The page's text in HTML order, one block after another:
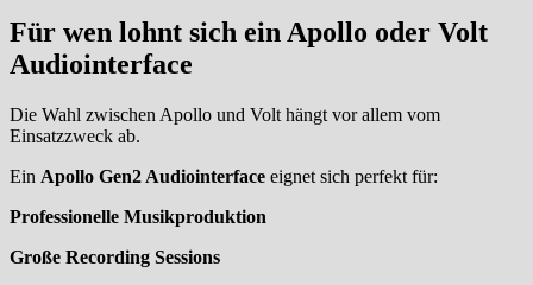
Für wen lohnt sich ein Apollo oder Volt
Audiointerface
Die Wahl zwischen Apollo und Volt hängt vor allem vom
Einsatzzweck ab.
Ein Apollo Gen2 Audiointerface eignet sich perfekt für:
Professionelle Musikproduktion
Große Recording Sessions